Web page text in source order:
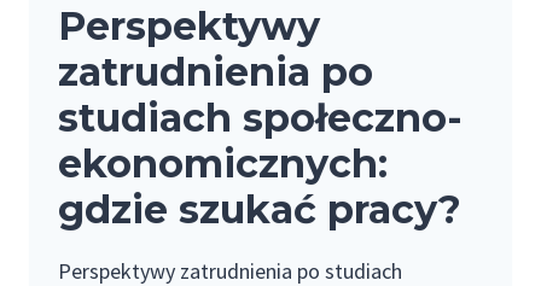
Perspektywy
zatrudnienia po
studiach społeczno-
ekonomicznych:
gdzie szukać pracy?
Perspektywy zatrudnienia po studiach